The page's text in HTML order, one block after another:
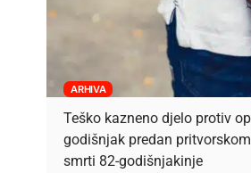
ARHIVA
Teško kazneno djelo protiv
godišnjak predan
smrti 82-godišnjakinje